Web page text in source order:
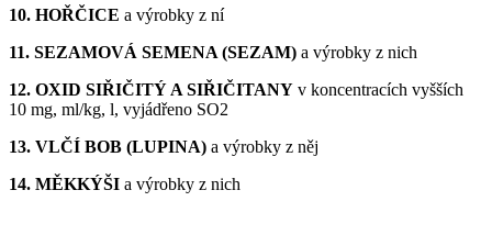
10. HOŘČICE a výrobky z ní
11. SEZAMOVÁ SEMENA (SEZAM) a výrobky z nich
12. OXID SIŘIČITÝ A SIŘIČITANY v koncentracích vyšších
10 mg, ml/kg, l, vyjádřeno SO2
13. VLČÍ BOB (LUPINA) a výrobky z něj
14. MĚKKÝŠI a výrobky z nich